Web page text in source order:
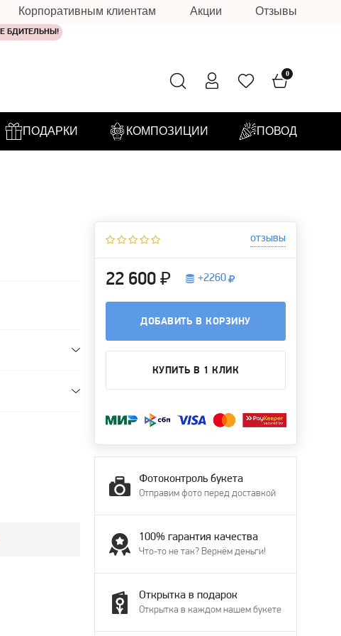
Корпоративным клиентам Акции Отзывы
БДИТЕЛЬНЫ!
0
ПОДАРКИ КОМПОЗИЦИИ ПОВОД
отзывы
22 600 ₽ +2260
ДОБАВИТЬ В КОРЗИНУ
КУПИТЬ В 1 КЛИК
Фотоконтроль букета
Отправим фото перед доставкой
100% гарантия качества
Что-то не так? Вернём деньги!
Открытка в подарок
Открытка в каждом нашем букете